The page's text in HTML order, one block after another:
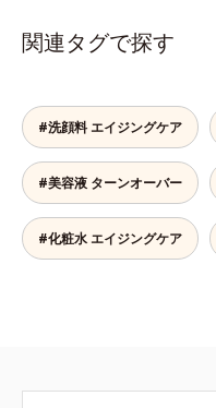
は肌のターンオーバーが低下し、
ラニンが肌の奥(*3)で詰まってい
を採用しました。ディープダイ
ター（ヒメフウロエキス、スタ
ルーツ葉エキス）が詰まりメラ
の生成を抑制し、浸透(*4)パワ
美白成分・速効性ビタミンC誘
などの成分をシミの元へ届けま
みずみずしくスーッと浸透し後
メラノサイト*4 角層まで
関連タグで探す
#洗顔料 エイジングケア
#美容液 ターンオーバー
#化粧水 エイジングケア